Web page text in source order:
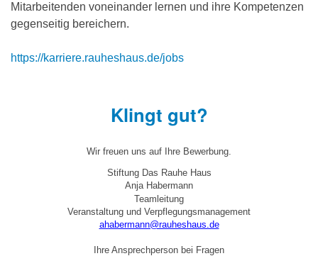
Mitarbeitenden voneinander lernen und ihre Kompetenzen
gegenseitig bereichern.
https://karriere.rauheshaus.de/jobs
Klingt gut?
Wir freuen uns auf Ihre Bewerbung.
Stiftung Das Rauhe Haus
Anja Habermann
Teamleitung
Veranstaltung und Verpflegungsmanagement
ahabermann@rauheshaus.de
Ihre Ansprechperson bei Fragen